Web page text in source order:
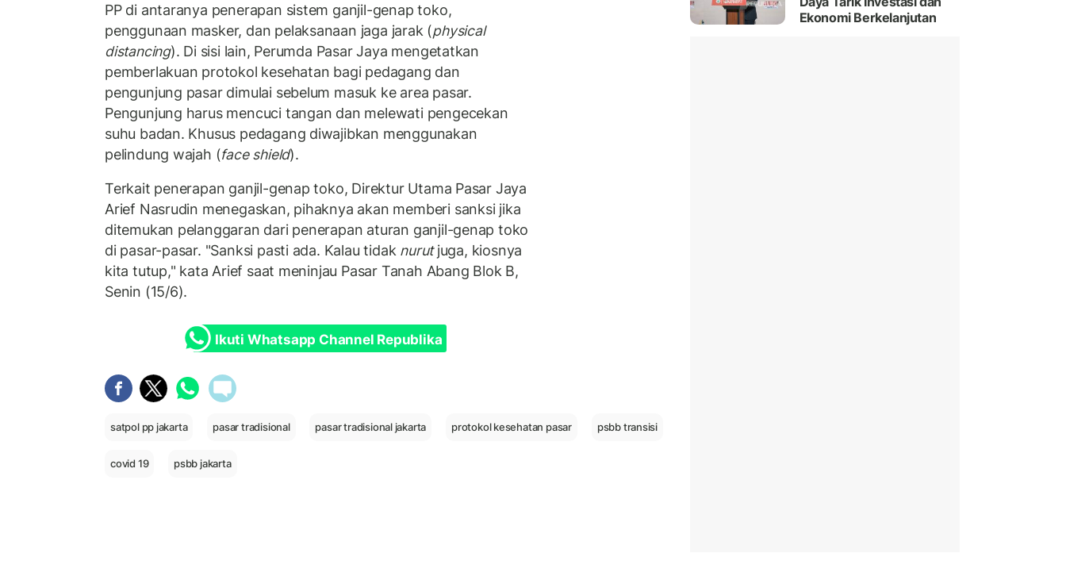
PP di antaranya penerapan sistem ganjil-genap toko,
penggunaan masker, dan pelaksanaan jaga jarak (physical
distancing). Di sisi lain, Perumda Pasar Jaya mengetatkan
pemberlakuan protokol kesehatan bagi pedagang dan
pengunjung pasar dimulai sebelum masuk ke area pasar.
Pengunjung harus mencuci tangan dan melewati pengecekan
suhu badan. Khusus pedagang diwajibkan menggunakan
pelindung wajah (face shield).
Terkait penerapan ganjil-genap toko, Direktur Utama Pasar Jaya
Arief Nasrudin menegaskan, pihaknya akan memberi sanksi jika
ditemukan pelanggaran dari penerapan aturan ganjil-genap toko
di pasar-pasar. "Sanksi pasti ada. Kalau tidak nurutjuga, kiosnya
kita tutup," kata Arief saat meninjau Pasar Tanah Abang Blok B,
Senin (15/6).
Ikuti Whatsapp Channel Republika
satpol pp jakarta pasar tradisional pasar tradisional jakarta protokol kesehatan pasar psbb transisi
covid 19 psbb jakarta
Ekonomi Berkelanjutan